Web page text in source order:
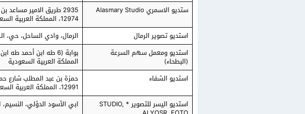
ستديو الاسمري Alasmary Studio 2935 طريق الامير
12974، المملكة العربية السعودية
استديو تصوير الرمال الرمال، وادي الساحل، حي،
استديو ومعمل سهم السرعة
(البطحاء)
بوابة (6 طه ابن أحمد
المملكة العربية السعودية
استديو الشفاء
12991، المملكة العربية السعودية
استديو اليسر للتصوير * STUDIO, ابي الأسود الدؤلي، النسيم، الشرقي، الرياض